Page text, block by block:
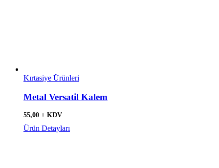
Kırtasiye Ürünleri
Metal Versatil Kalem
55,00 + KDV
Ürün Detayları